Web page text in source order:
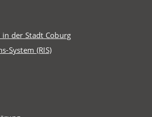
der Stadt Coburg
System (RIS)